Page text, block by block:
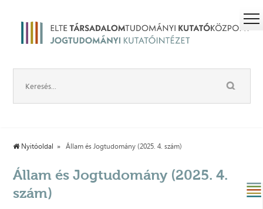
Nyitóoldal Állam és Jogtudomány (2025. 4. szám)
Állam és Jogtudomány (2025. 4.
szám)